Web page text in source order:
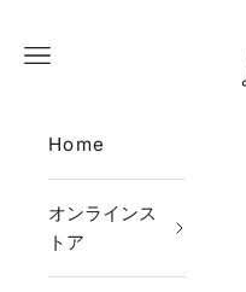
メニュー
Home
オンラインス
トア